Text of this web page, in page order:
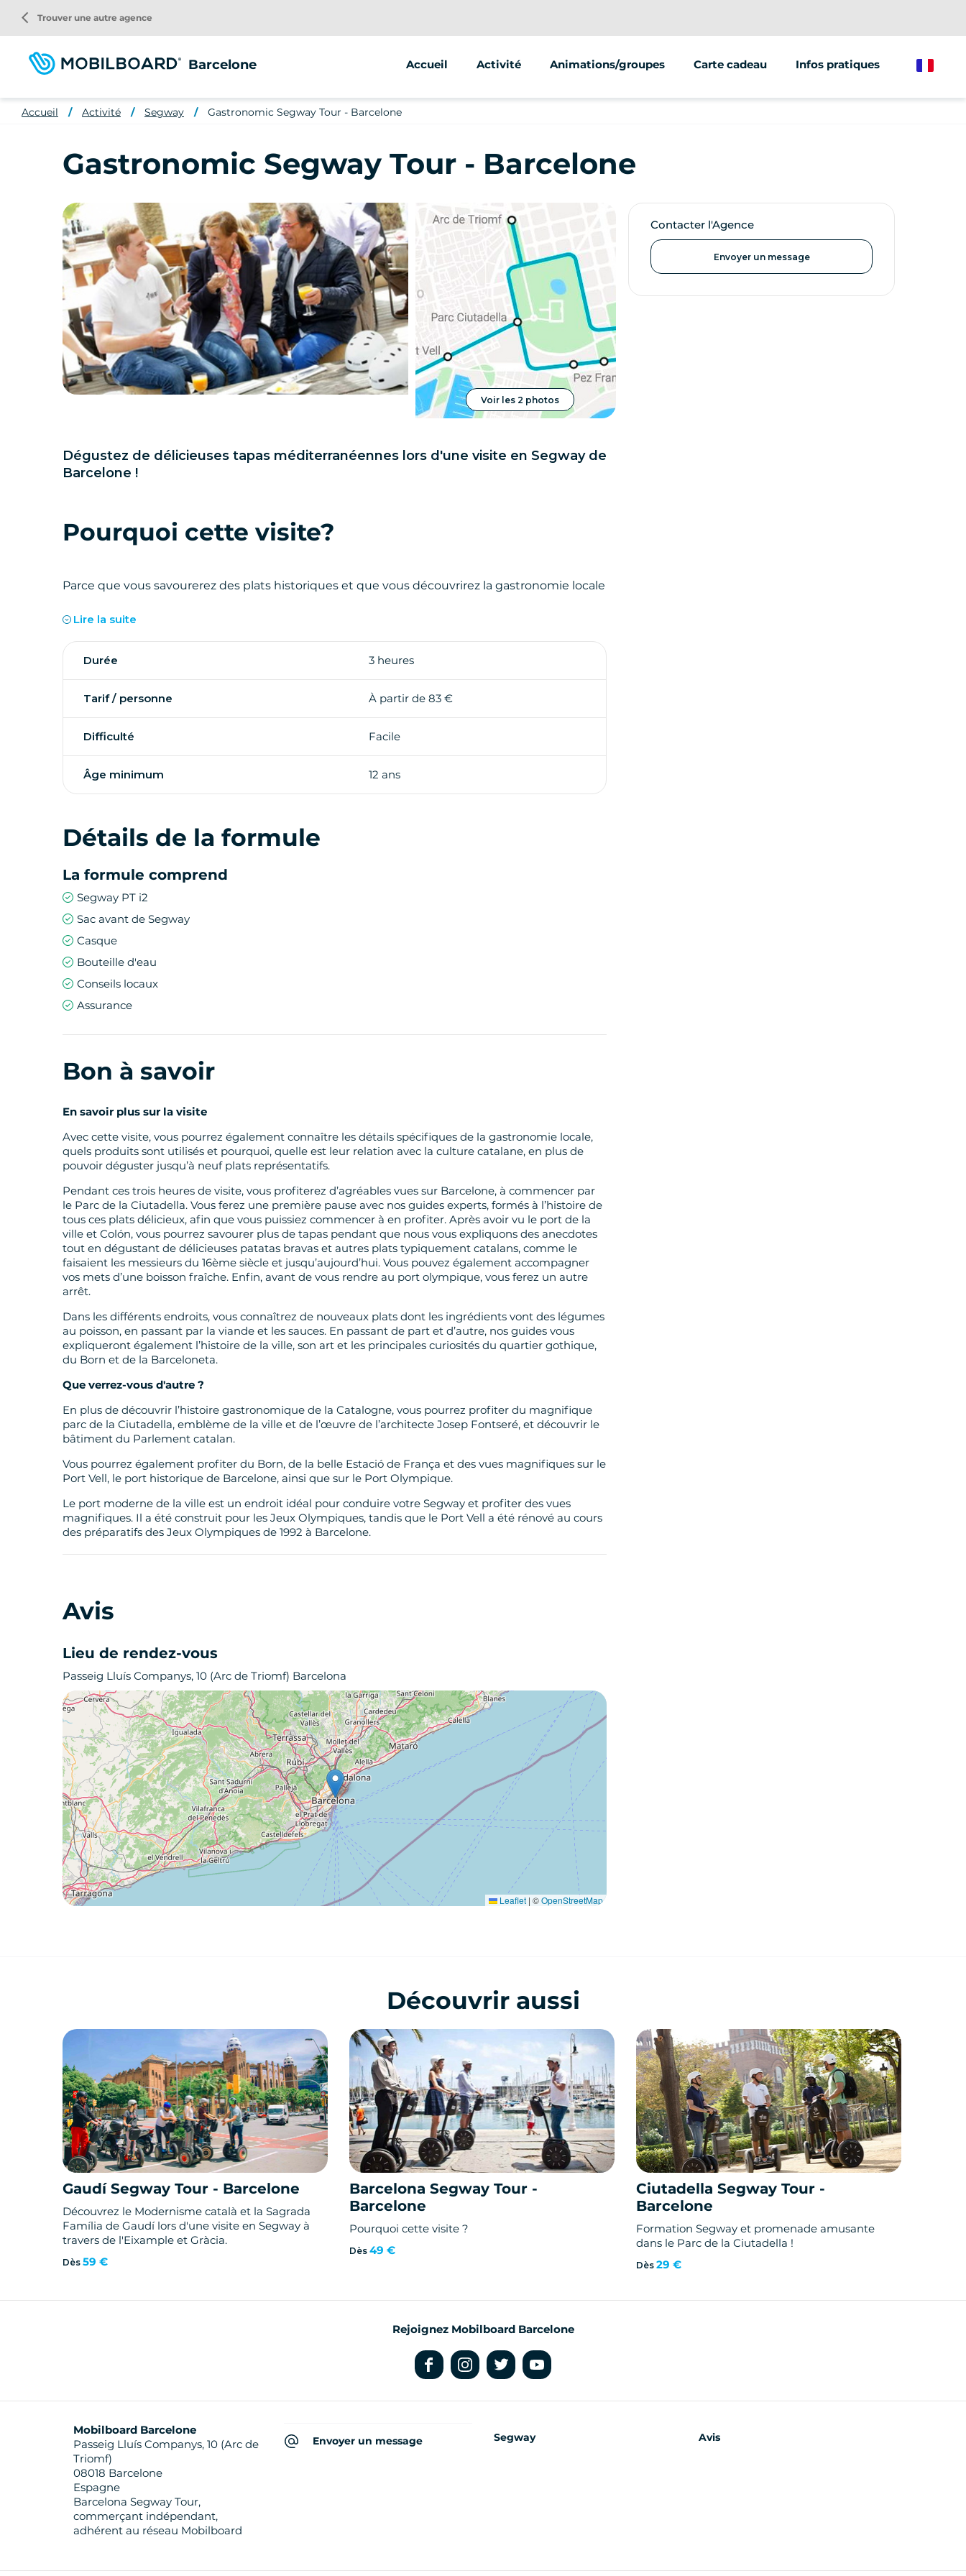
contenu
principal
Barcelone Accueil Activité
Segway
Animations/groupes Carte cadeau Infos pratiques
arrow_back_ios Trouver une autre agence
Accueil Activité Segway Gastronomic Segway Tour - Barcelone
Gastronomic Segway Tour - Barcelone
Voir les 2 photos
Dégustez de délicieuses tapas méditerranéennes lors d'une visite en Segway de
Barcelone !
Contacter l'Agence
Envoyer un message
Pourquoi cette visite?
Parce que vous savourerez des plats historiques et que vous découvrirez la gastronomie locale
travers Barcelone tout en apprenant à connaître la cuisine catalane avec vue sur le front de
Promenez-vous en Segway et profitez d’une taverne aussi authentique que ses plats,
savourez des tapas de fruits de mer sur une place du quartier de la Barceloneta et atteignez la
combiner culture, divertissement et gastronomie.
Lire la suite
Durée 3 heures
Tarif / personne À partir de 83 €
Difficulté Facile
Âge minimum 12 ans
Détails de la formule
La formule comprend
Segway PT i2
Sac avant de Segway
Casque
Bouteille d'eau
Conseils locaux
Assurance
Bon à savoir
En savoir plus sur la visite
Avec cette visite, vous pourrez également connaître les détails spécifiques de la gastronomie locale,
quels produits sont utilisés et pourquoi, quelle est leur relation avec la culture catalane, en plus de
pouvoir déguster jusqu’à neuf plats représentatifs.
Pendant ces trois heures de visite, vous profiterez d’agréables vues sur Barcelone, à commencer par
le Parc de la Ciutadella. Vous ferez une première pause avec nos guides experts, formés à l’histoire de
tous ces plats délicieux, afin que vous puissiez commencer à en profiter. Après avoir vu le port de la
ville et Colón, vous pourrez savourer plus de tapas pendant que nous vous expliquons des anecdotes
tout en dégustant de délicieuses patatas bravas et autres plats typiquement catalans, comme le
faisaient les messieurs du 16ème siècle et jusqu’aujourd’hui. Vous pouvez également accompagner
vos mets d’une boisson fraîche. Enfin, avant de vous rendre au port olympique, vous ferez un autre
arrêt.
Dans les différents endroits, vous connaîtrez de nouveaux plats dont les ingrédients vont des légumes
au poisson, en passant par la viande et les sauces. En passant de part et d’autre, nos guides vous
expliqueront également l’histoire de la ville, son art et les principales curiosités du quartier gothique,
du Born et de la Barceloneta.
Que verrez-vous d'autre ?
En plus de découvrir l’histoire gastronomique de la Catalogne, vous pourrez profiter du magnifique
parc de la Ciutadella, emblème de la ville et de l’œuvre de l’architecte Josep Fontseré, et découvrir le
bâtiment du Parlement catalan.
Vous pourrez également profiter du Born, de la belle Estació de França et des vues magnifiques sur le
Port Vell, le port historique de Barcelone, ainsi que sur le Port Olympique.
Le port moderne de la ville est un endroit idéal pour conduire votre Segway et profiter des vues
magnifiques. Il a été construit pour les Jeux Olympiques, tandis que le Port Vell a été rénové au cours
des préparatifs des Jeux Olympiques de 1992 à Barcelone.
Avis
Lieu de rendez-vous
Passeig Lluís Companys, 10 (Arc de Triomf) Barcelona
Leaflet | ©OpenStreetMap
Découvrir aussi
Gaudí Segway Tour - Barcelone
Découvrez le Modernisme català et la Sagrada
Família de Gaudí lors d'une visite en Segway à
travers de l'Eixample et Gràcia.
Dès 59 €
Barcelona Segway Tour -
Barcelone
Pourquoi cette visite ?
Dès49 €
Ciutadella Segway Tour -
Barcelone
Formation Segway et promenade amusante
dans le Parc de la Ciutadella !
Dès29 €
Rejoignez Mobilboard Barcelone
Mobilboard Barcelone
Passeig Lluís Companys, 10 (Arc de
Triomf)
08018 Barcelone
Espagne
Barcelona Segway Tour,
commerçant indépendant,
adhérent au réseau Mobilboard
Envoyer un message Segway Avis